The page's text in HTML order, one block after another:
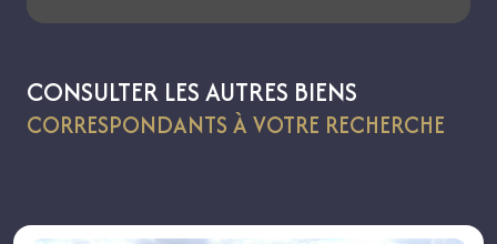
CONSULTER LES AUTRES BIENS
CORRESPONDANTS À VOTRE RECHERCHE